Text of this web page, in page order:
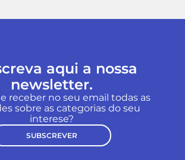
aqui a nossa
newsletter.
receber no seu email todas as
sobre as categorias do seu
interese?
SUBSCREVER